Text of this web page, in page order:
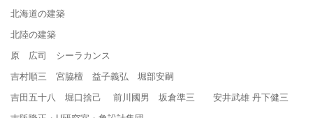
北海道の建築
北陸の建築
原 広司 シーラカンス
吉村順三 宮脇檀 益子義弘 堀部安嗣
吉田五十八 堀口捨己 前川國男 坂倉準三 安井武雄 丹下健三